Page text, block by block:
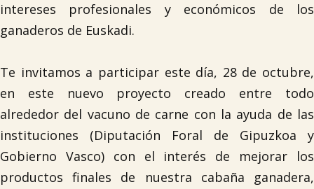

intereses profesionales y económicos de los
ganaderos de Euskadi.
Te invitamos a participar este día, 28 de octubre,
en este nuevo proyecto creado entre todo
alrededor del vacuno de carne con la ayuda de las
instituciones (Diputación Foral de Gipuzkoa y
Gobierno Vasco) con el interés de mejorar los
productos finales de nuestra cabaña ganadera,